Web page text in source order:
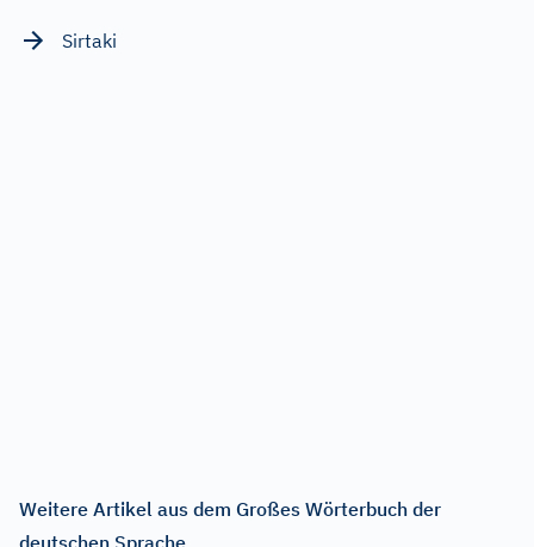
Sirtaki
Weitere Artikel aus dem Großes Wörterbuch der
deutschen Sprache